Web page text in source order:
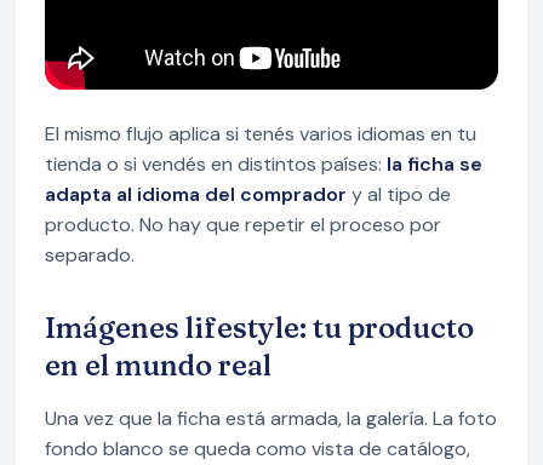
El mismo flujo aplica si tenés varios idiomas en tu
tienda o si vendés en distintos países: la ficha se
adapta al idioma del comprador y al tipo de
producto. No hay que repetir el proceso por
separado.
Imágenes lifestyle: tu producto
en el mundo real
Una vez que la ficha está armada, la galería. La foto
fondo blanco se queda como vista de catálogo,